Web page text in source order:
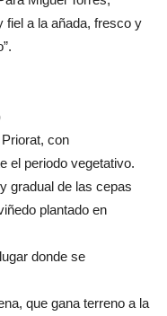
fiel a la añada, fresco y
con
el periodo vegetativo.
gradual de las cepas
plantado en
donde se
que gana terreno a la